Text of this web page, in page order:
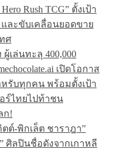
Rush TCG” ตั้งเป้า
ละขับเคลื่อนยอดขาย
ศ
เล่นทะลุ 400,000
เปิดโอกาส
หรับทุกคน พร้อมตั้งเป้า
ร์ไทยไปท้าชน
ก!
ต์-พิกเล็ต ชาราฎา”
ศิลปินชื่อดังจากเกาหลี